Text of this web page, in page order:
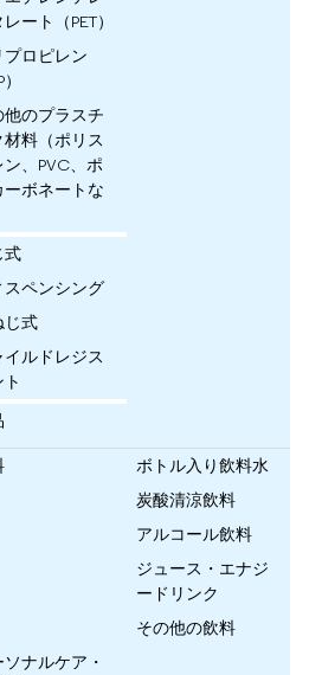
ート（PET）
プロピレン
他のプラスチ
材料（ポリス
ン、PVC、ポ
ーボネートな
式
スペンシング
じ式
イルドレジス
ボトル入り飲料水
炭酸清涼飲料
アルコール飲料
ジュース・エナジ
ードリンク
その他の飲料
ナルケア・